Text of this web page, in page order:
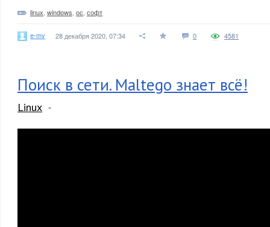
linux windows ос софт
e-mv 28 декабря 2020, 07:34 0 4581
Поиск в сети. Maltego знает всё!
Linux